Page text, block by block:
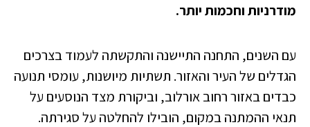
מודרניות וחכמות יותר.
עם השנים, התחנה התיישנה והתקשתה לעמוד בצרכים
הגדלים של העיר והאזור. תשתיות מיושנות, עומסי תנועה
כבדים באזור רחוב אורלוב, וביקורת מצד הנוסעים על
תנאי ההמתנה במקום, הובילו להחלטה על סגירתה.